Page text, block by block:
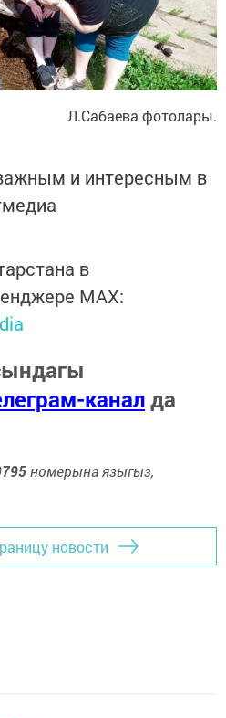
Л.Сабаева фотолары.
и интересным в
в
MАХ:
каналда
номерына языгыз,
новости